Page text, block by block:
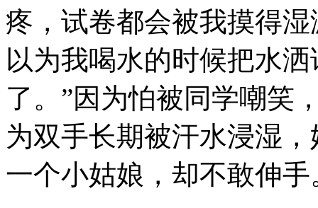
疼，试卷都会被我摸得
以为我喝水的时候把水
了。”因为怕被同学嘲笑
为双手长期被汗水浸湿
一个小姑娘，却不敢伸手